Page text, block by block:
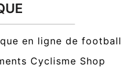
en ligne de football
Cyclisme Shop